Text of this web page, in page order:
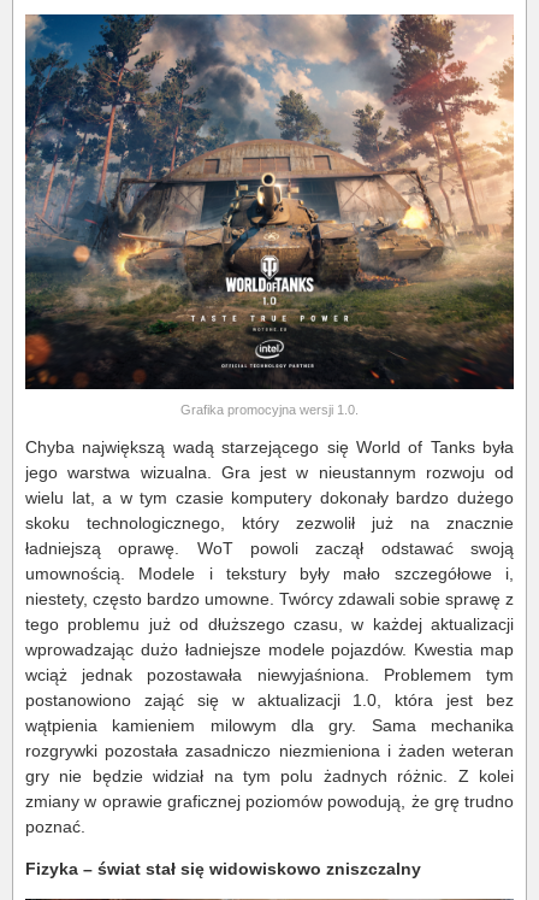
Grafika promocyjna wersji 1.0.
Chyba największą wadą starzejącego się World of Tanks była
jego warstwa wizualna. Gra jest w nieustannym rozwoju od
wielu lat, a w tym czasie komputery dokonały bardzo dużego
skoku technologicznego, który zezwolił już na znacznie
ładniejszą oprawę. WoT powoli zaczął odstawać swoją
umownością. Modele i tekstury były mało szczegółowe i,
niestety, często bardzo umowne. Twórcy zdawali sobie sprawę z
tego problemu już od dłuższego czasu, w każdej aktualizacji
wprowadzając dużo ładniejsze modele pojazdów. Kwestia map
wciąż jednak pozostawała niewyjaśniona. Problemem tym
postanowiono zająć się w aktualizacji 1.0, która jest bez
wątpienia kamieniem milowym dla gry. Sama mechanika
rozgrywki pozostała zasadniczo niezmieniona i żaden weteran
gry nie będzie widział na tym polu żadnych różnic. Z kolei
zmiany w oprawie graficznej poziomów powodują, że grę trudno
poznać.
Fizyka – świat stał się widowiskowo zniszczalny